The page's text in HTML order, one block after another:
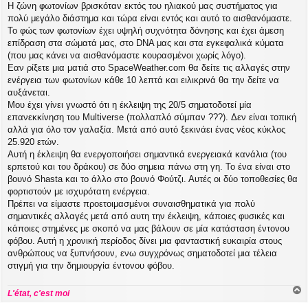
Η ζώνη φωτονίων βρισκόταν εκτός του ηλιακού μας συστήματος για
πολύ μεγάλο διάστημα και τώρα είναι εντός και αυτό το αισθανόμαστε.
Το φώς των φωτονίων έχει υψηλή συχνότητα δόνησης και έχει άμεση
επίδραση στα σώματά μας, στο DNA μας και στα εγκεφαλικά κύματα
(που μας κάνει να αισθανόμαστε κουρασμένοι χωρίς λόγο).
Εαν ρίξετε μια ματιά στο SpaceWeather.com θα δείτε τις αλλαγές στην
ενέργεια των φωτονίων κάθε 10 λεπτά και ειλικρινά θα την δείτε να
αυξάνεται.
Μου έχει γίνει γνωστό ότι η έκλειψη της 20/5 σηματοδοτεί μία
επανεκκίνηση του Multiverse (πολλαπλό σύμπαν ???). Δεν είναι τοπική
αλλά για όλο τον γαλαξία. Μετά από αυτό ξεκινάει ένας νέος κύκλος
25.920 ετών.
Αυτή η έκλειψη θα ενεργοποιήσει σημαντικά ενεργειακά κανάλια (του
ερπετού και του δράκου) σε δύο σημεια πάνω στη γη. Το ένα είναι στο
βουνό Shasta και το άλλο στο βουνό Φούτζι. Αυτές οι δύο τοποθεσίες θα
φορτιστούν με ισχυρότατη ενέργεια.
Πρέπει να είμαστε προετοιμασμένοι συναισθηματικά για πολύ
σημαντικές αλλαγές μετά από αυτη την έκλειψη, κάποιες φυσικές και
κάποιες στημένες με σκοπό να μας βάλουν σε μία κατάσταση έντονου
φόβου. Αυτή η χρονική περίοδος δίνει μια φανταστική ευκαιρία στους
ανθρώπους να ξυπνήσουν, ενω συγχρόνως σηματοδοτεί μια τέλεια
στιγμή για την δημιουργία έντονου φόβου.
L'état, c'est moi